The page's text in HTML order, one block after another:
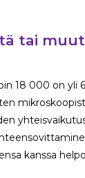
tai
18 000 on yli
kanssa